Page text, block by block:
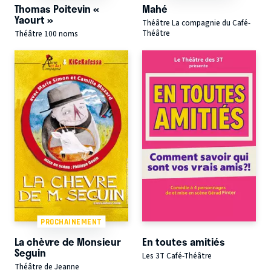
Thomas Poitevin «
Yaourt »
Théâtre 100 noms
Mahé
Théâtre La compagnie du Café-
Théâtre
PROCHAINEMENT
La chèvre de Monsieur
Seguin
Théâtre de Jeanne
En toutes amitiés
Les 3T Café-Théâtre